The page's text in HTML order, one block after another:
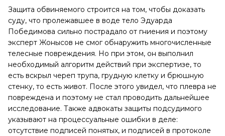
Защита обвиняемого строится на том, чтобы доказать
суду, что пролежавшее в воде тело Эдуарда
Победимова сильно пострадало от гниения и поэтому
эксперт Жонысов не смог обнаружить многочисленные
телесные повреждения. Но при этом, он выполнил
необходимый алгоритм действий при экспертизе, то
есть вскрыл череп трупа, грудную клетку и брюшную
стенку, то есть живот. После этого увидел, что плевра не
повреждена и поэтому не стал проводить дальнейшее
исследование. Также адвокаты защиты подсудимого
указывают на процессуальные ошибки в деле:
отсутствие подписей понятых, и подписей в протоколе